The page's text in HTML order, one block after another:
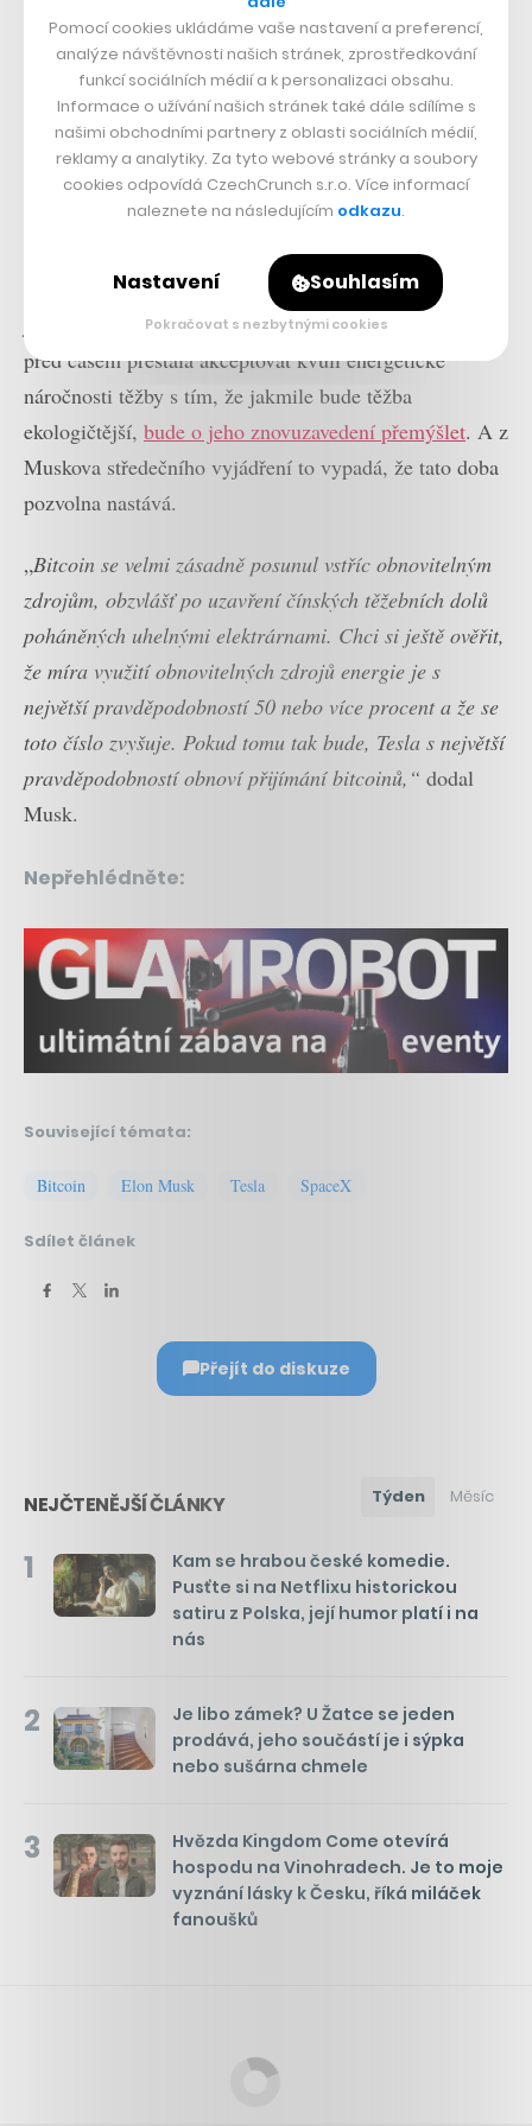
Důvodem může být i Muskovo oznámení, že je
pravděpodobné, že Tesla opět začne přijímat bitcoin
jako platidlo za prodej svých elektromobilů. Firma ho
před časem přestala akceptovat kvůli energetické
náročnosti těžby s tím, že jakmile bude těžba
ekologičtější, bude o jeho znovuzavedení přemýšlet. A z
Muskova středečního vyjádření to vypadá, že tato doba
pozvolna nastává.
„Bitcoin se velmi zásadně posunul vstříc obnovitelným
zdrojům, obzvlášť po uzavření čínských těžebních dolů
poháněných uhelnými elektrárnami. Chci si ještě ověřit,
že míra využití obnovitelných zdrojů energie je s
největší pravděpodobností 50 nebo více procent a že se
toto číslo zvyšuje. Pokud tomu tak bude, Tesla s největší
pravděpodobností obnoví přijímání bitcoinů,“ dodal
Musk.
Nepřehlédněte:
Související témata:
Bitcoin Elon Musk Tesla SpaceX
Sdílet článek
Přejít do diskuze
NEJČTENĚJŠÍ ČLÁNKY Týden Měsíc
1
Kam se hrabou české komedie.
Pusťte si na Netflixu historickou
satiru z Polska, její humor platí i na
nás
2
Je libo zámek? U Žatce se jeden
prodává, jeho součástí je i sýpka
nebo sušárna chmele
3
Hvězda Kingdom Come otevírá
hospodu na Vinohradech. Je to moje
vyznání lásky k Česku, říká miláček
fanoušků
Pomocí cookies ukládáme vaše nastavení a preferencí,
analýze návštěvnosti našich stránek, zprostředkování
funkcí sociálních médií a k personalizaci obsahu.
Informace o užívání našich stránek také dále sdílíme s
našimi obchodními partnery z oblasti sociálních médií,
reklamy a analytiky. Za tyto webové stránky a soubory
cookies odpovídá CzechCrunch s.r.o. Více informací
naleznete na následujícím odkazu.
Nastavení Souhlasím
Pokračovat s nezbytnými cookies